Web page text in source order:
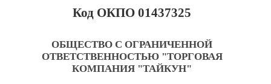
Код ОКПО 01437325
ОБЩЕСТВО С ОГРАНИЧЕННОЙ
ОТВЕТСТВЕННОСТЬЮ "ТОРГОВАЯ
КОМПАНИЯ "ТАЙКУН"